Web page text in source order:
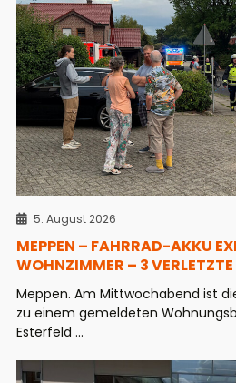
5. August 2026
MEPPEN – FAHRRAD-AKKU
WOHNZIMMER – 3 VERLETZTE
Meppen. Am Mittwochabend ist
zu einem gemeldeten
Esterfeld ...